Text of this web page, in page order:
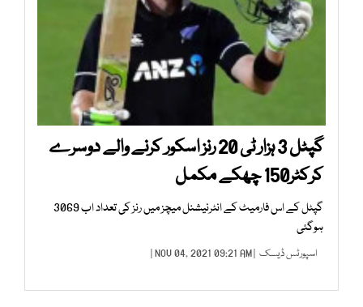
گپٹل 3 ہزار ٹی 20 رنز اسکور کرنے والے دوسرے
کرکٹر150 چھکے مکمل
گپٹل کے اس فارمیٹ کے انٹرنیشنل میچز میں رنز کی تعداد اب 3069
ہوگئی
اسپورٹس ڈیسک | NOV 04, 2021 09:21 AM |